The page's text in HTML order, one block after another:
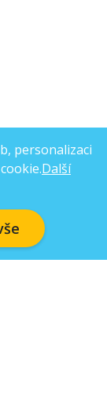
personalizaci
Další